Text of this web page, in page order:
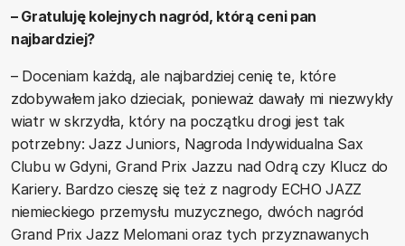
– Gratuluję kolejnych nagród, którą ceni pan
najbardziej?
– Doceniam każdą, ale najbardziej cenię te, które
zdobywałem jako dzieciak, ponieważ dawały mi niezwykły
wiatr w skrzydła, który na początku drogi jest tak
potrzebny: Jazz Juniors, Nagroda Indywidualna Sax
Clubu w Gdyni, Grand Prix Jazzu nad Odrą czy Klucz do
Kariery. Bardzo cieszę się też z nagrody ECHO JAZZ
niemieckiego przemysłu muzycznego, dwóch nagród
Grand Prix Jazz Melomani oraz tych przyznawanych